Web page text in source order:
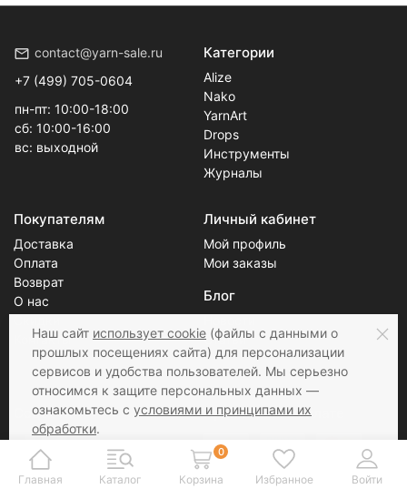
contact@yarn-sale.ru
+7 (499) 705-0604
пн-пт: 10:00-18:00
сб: 10:00-16:00
вс: выходной
Категории
Alize
Nako
YarnArt
Drops
Инструменты
Журналы
Покупателям
Доставка
Оплата
Возврат
О нас
Скидки
Контакты
Личный кабинет
Мой профиль
Мои заказы
Блог
Новости
Статьи
Соцсети Принимаем к оплате
Наш сайт использует cookie (файлы с данными о
прошлых посещениях сайта) для персонализации
сервисов и удобства пользователей. Мы серьезно
относимся к защите персональных данных —
ознакомьтесь с условиями и принципами их
обработки.
Вы можете запретить сохранение cookie в
настройках своего браузера.
Главная Каталог
0
Корзина Избранное Войти